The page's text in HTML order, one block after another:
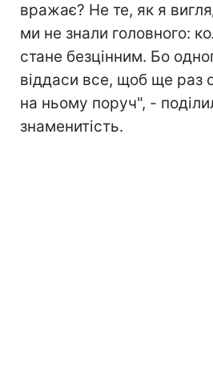
вражає? Не те, як я
ми не знали головного:
стане безцінним. Бо
віддаси все, щоб ще раз
на ньому поруч", -
знаменитість.